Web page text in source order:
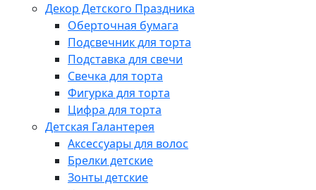
Декор Детского Праздника
Оберточная бумага
Подсвечник для торта
Подставка для свечи
Свечка для торта
Фигурка для торта
Цифра для торта
Детская Галантерея
Аксессуары для волос
Брелки детские
Зонты детские